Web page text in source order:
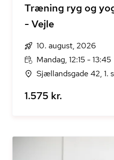
Træning ryg og
- Vejle
10. august, 2026
Mandag, 12:15 - 13:45
Sjællandsgade 42, 1.
1.575 kr.